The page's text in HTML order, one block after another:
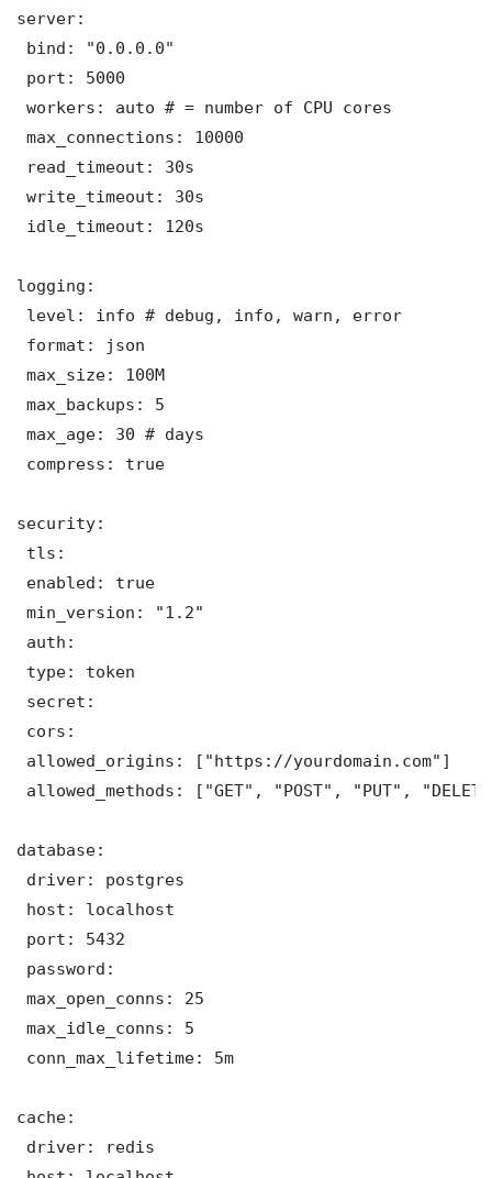
server:
bind: "0.0.0.0"
port: 5000
workers: auto # = number of CPU cores
max_connections: 10000
read_timeout: 30s
write_timeout: 30s
idle_timeout: 120s
logging:
level: info # debug, info, warn, error
format: json
max_size: 100M
max_backups: 5
max_age: 30 # days
compress: true
security:
tls:
enabled: true
min_version: "1.2"
auth:
type: token
secret:
cors:
allowed_origins: ["https://yourdomain.com"]
allowed_methods: ["GET", "POST", "PUT",
database:
driver: postgres
host: localhost
port: 5432
password:
max_open_conns: 25
max_idle_conns: 5
conn_max_lifetime: 5m
cache:
driver: redis